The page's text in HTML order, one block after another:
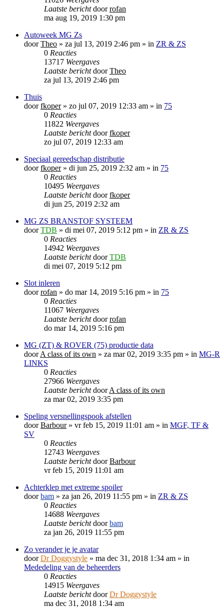
Laatste berichtdoorrofan
ma aug 19, 2019 1:30 pm
Autoweek MG Zs
doorTheo » za jul 13, 2019 2:46 pm » in ZR & ZS
0 Reacties
13717 Weergaves
Laatste berichtdoorTheo
za jul 13, 2019 2:46 pm
Thuis
doorfkoper» zo jul 07, 2019 12:33 am » in 75
0 Reacties
11822 Weergaves
Laatste berichtdoorfkoper
zo jul 07, 2019 12:33 am
Speciaal gereedschap distributie
doorfkoper» di jun 25, 2019 2:32 am » in 75
0 Reacties
10495 Weergaves
Laatste berichtdoorfkoper
di jun 25, 2019 2:32 am
MG ZS BRANSTOF SYSTEEM
doorTDB » di mei 07, 2019 5:12 pm » in ZR & ZS
0 Reacties
14942 Weergaves
Laatste berichtdoorTDB
di mei 07, 2019 5:12 pm
Slot inleren
doorrofan » do mar 14, 2019 5:16 pm » in 75
0 Reacties
11067 Weergaves
Laatste berichtdoorrofan
do mar 14, 2019 5:16 pm
MG (ZT) & ROVER (75) productie data
doorA class of its own » za mar 02, 2019 3:35 pm » in MG-R
LINKS
0 Reacties
27966 Weergaves
Laatste berichtdoorA class of its own
za mar 02, 2019 3:35 pm
Speling versnellingspook afstellen
doorBarbour» vr feb 15, 2019 11:01 am » in MGF, TF &
SV
0 Reacties
12743 Weergaves
Laatste berichtdoorBarbour
vr feb 15, 2019 11:01 am
Achterklep met extreme spoiler
doorbam » za jan 26, 2019 11:55 pm » in ZR & ZS
0 Reacties
14688 Weergaves
Laatste berichtdoorbam
za jan 26, 2019 11:55 pm
Zo verander je je avatar
doorDr Doggystyle » ma dec 31, 2018 1:34 am » in
Mededeling van de beheerders
0 Reacties
14915 Weergaves
Laatste berichtdoorDr Doggystyle
ma dec 31, 2018 1:34 am